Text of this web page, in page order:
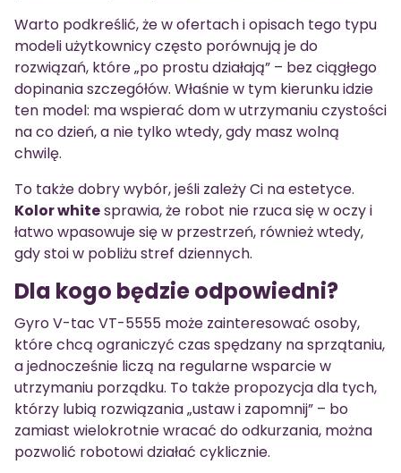
Warto podkreślić, że w ofertach i opisach tego typu
modeli użytkownicy często porównują je do
rozwiązań, które „po prostu działają” – bez ciągłego
dopinania szczegółów. Właśnie w tym kierunku idzie
ten model: ma wspierać dom w utrzymaniu czystości
na co dzień, a nie tylko wtedy, gdy masz wolną
chwilę.
To także dobry wybór, jeśli zależy Ci na estetyce.
Kolor whitesprawia, że robot nie rzuca się w oczy i
łatwo wpasowuje się w przestrzeń, również wtedy,
gdy stoi w pobliżu stref dziennych.
Dla kogo będzie odpowiedni?
Gyro V-tac VT-5555 może zainteresować osoby,
które chcą ograniczyć czas spędzany na sprzątaniu,
a jednocześnie liczą na regularne wsparcie w
utrzymaniu porządku. To także propozycja dla tych,
którzy lubią rozwiązania „ustaw i zapomnij” – bo
zamiast wielokrotnie wracać do odkurzania, można
pozwolić robotowi działać cyklicznie.